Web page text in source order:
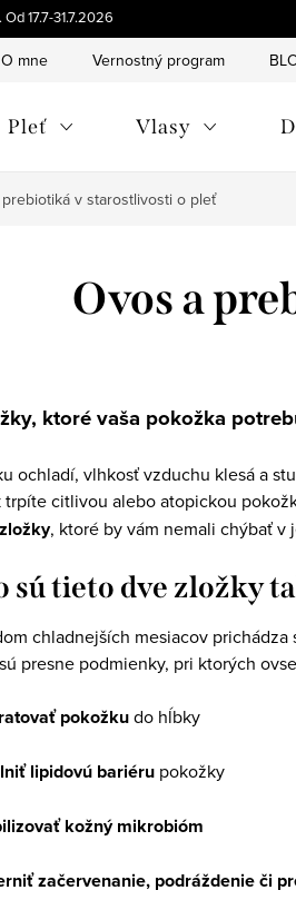
17.7-31.7.2026
O mne Vernostný program
Pleť Vlasy
v starostlivosti o pleť
Ovos a
ktoré vaša pokožka
ochladí, vlhkosť vzduchu klesá a
trpíte citlivou alebo atopickou
, ktoré by vám nemali chýbať
sú tieto dve zložky
chladnejších mesiacov
presne podmienky, pri ktorých
pokožkudo hĺbky
lipidovú bariéru pokožky
kožný mikrobióm
začervenanie, podráždenie či